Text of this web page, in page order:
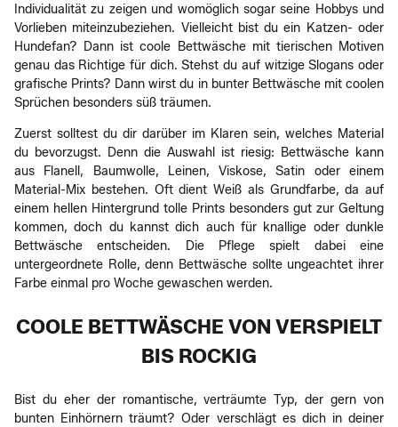
Individualität zu zeigen und womöglich sogar seine Hobbys und
Vorlieben miteinzubeziehen. Vielleicht bist du ein Katzen- oder
Hundefan? Dann ist coole Bettwäsche mit tierischen Motiven
genau das Richtige für dich. Stehst du auf witzige Slogans oder
grafische Prints? Dann wirst du in bunter Bettwäsche mit coolen
Sprüchen besonders süß träumen.
Zuerst solltest du dir darüber im Klaren sein, welches Material
du bevorzugst. Denn die Auswahl ist riesig: Bettwäsche kann
aus Flanell, Baumwolle, Leinen, Viskose, Satin oder einem
Material-Mix bestehen. Oft dient Weiß als Grundfarbe, da auf
einem hellen Hintergrund tolle Prints besonders gut zur Geltung
kommen, doch du kannst dich auch für knallige oder dunkle
Bettwäsche entscheiden. Die Pflege spielt dabei eine
untergeordnete Rolle, denn Bettwäsche sollte ungeachtet ihrer
Farbe einmal pro Woche gewaschen werden.
COOLE BETTWÄSCHE VON VERSPIELT
BIS ROCKIG
Bist du eher der romantische, verträumte Typ, der gern von
bunten Einhörnern träumt? Oder verschlägt es dich in deiner